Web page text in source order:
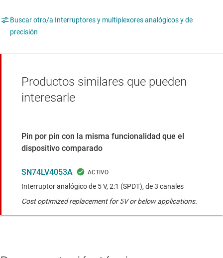
Buscar otro/a Interruptores y multiplexores analógicos y de
precisión
Productos similares que pueden
interesarle
Pin por pin con la misma funcionalidad que el
dispositivo comparado
SN74LV4053A
Interruptor analógico de 5 V, 2:1 (SPDT), de 3 canales
Cost optimized replacement for 5V or below applications.